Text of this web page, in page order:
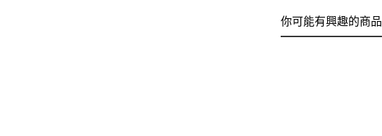
你可能有興趣的商品